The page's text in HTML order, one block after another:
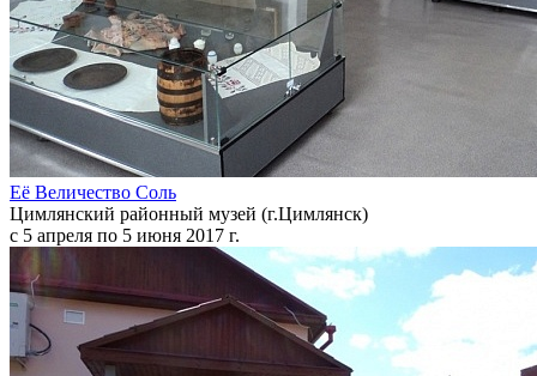
Её Величество Соль
Цимлянский районный музей (г.Цимлянск)
с 5 апреля по 5 июня 2017 г.